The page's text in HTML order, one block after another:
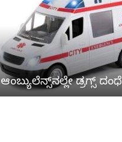
ಆಂಬ್ಯುಲೆನ್ಸ್‌ನಲ್ಲೇ ಡ್ರಗ್ಸ್ ದಂಧೆ